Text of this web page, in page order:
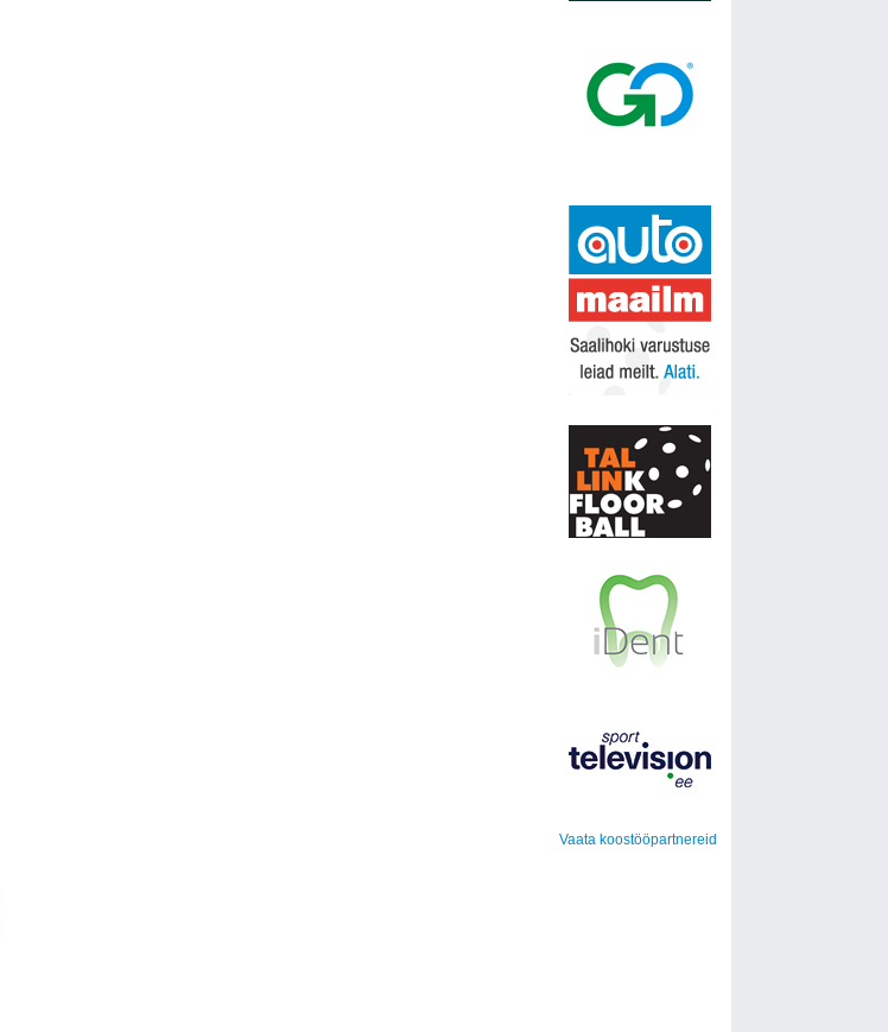
Vaata koostööpartnereid